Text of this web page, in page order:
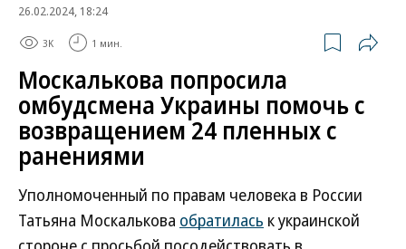
26.02.2024, 18:24
3K 1 мин.
Москалькова попросила
омбудсмена Украины помочь с
возвращением 24 пленных с
ранениями
Уполномоченный по правам человека в России
Татьяна Москалькова обратилась к украинской